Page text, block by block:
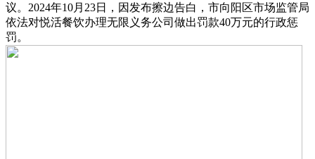
议。2024年10月23日，因发布擦边告白，市向阳区市场监管局
依法对悦活餐饮办理无限义务公司做出罚款40万元的行政惩
罚。